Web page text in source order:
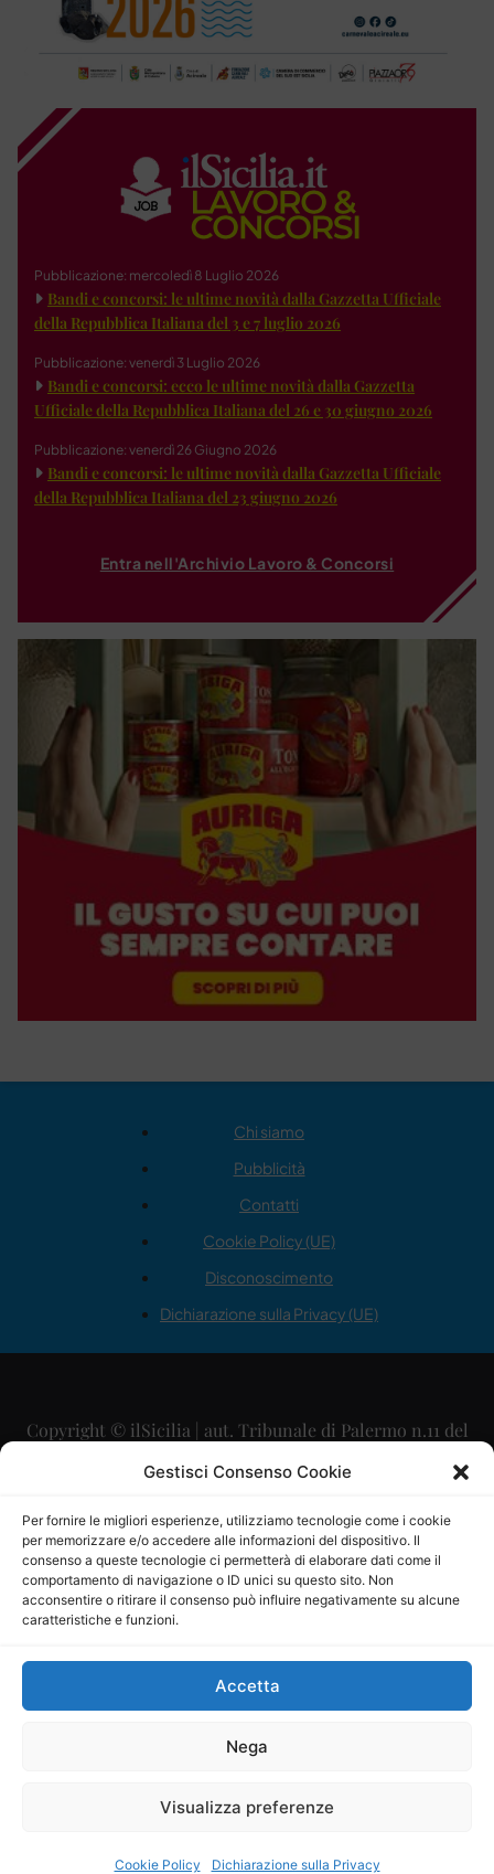
Gestisci Consenso Cookie
Per fornire le migliori esperienze, utilizziamo tecnologie come i cookie
per memorizzare e/o accedere alle informazioni del dispositivo. Il
consenso a queste tecnologie ci permetterà di elaborare dati come il
comportamento di navigazione o ID unici su questo sito. Non
acconsentire o ritirare il consenso può influire negativamente su alcune
caratteristiche e funzioni.
Accetta
Nega
Visualizza preferenze
Cookie Policy Dichiarazione sulla Privacy
Pubblicazione: mercoledì 8 Luglio 2026
Bandi e concorsi: le ultime novità dalla Gazzetta Ufficiale
della Repubblica Italiana del 3 e 7 luglio 2026
Pubblicazione: venerdì 3 Luglio 2026
Bandi e concorsi: ecco le ultime novità dalla Gazzetta
Ufficiale della Repubblica Italiana del 26 e 30 giugno 2026
Pubblicazione: venerdì 26 Giugno 2026
Bandi e concorsi: le ultime novità dalla Gazzetta Ufficiale
della Repubblica Italiana del 23 giugno 2026
Entra nell'Archivio Lavoro & Concorsi
Chi siamo
Pubblicità
Contatti
Cookie Policy (UE)
Disconoscimento
Dichiarazione sulla Privacy (UE)
Copyright © ilSicilia | aut. Tribunale di Palermo n.11 del
29/09/2015
Direttore Editoriale: Maurizio Scaglione
Direttore Responsabile: Maria Calabrese
P.IVA: 06334930820
Mercurio Comunicazione Società Cooperativa a r.l. è
iscritta al Registro degli Operatori di Comunicazione al
Sito gestito daLa Digitale srl–info@ladigitale.it